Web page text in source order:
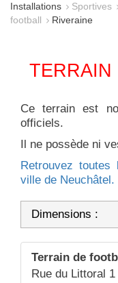
Installations Sportives
football
Riveraine
TERRAIN
Ce terrain est
officiels.
Il ne possède ni
Retrouvez
ville de Neuchâtel.
Dimensions :
Terrain de
Rue du Littoral 1